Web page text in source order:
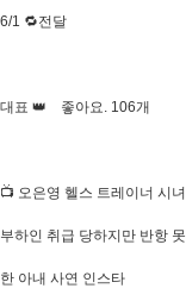
6/1 🔁전달
대표 👑 좋아요. 106개
📺 오은영 헬스 트레이너 시녀
부하인 취급 당하지만 반항 못
한 아내 사연 인스타